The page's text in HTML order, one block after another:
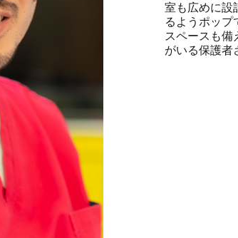
室も広めに設
るようポップ
スペースも備
がいる保護者